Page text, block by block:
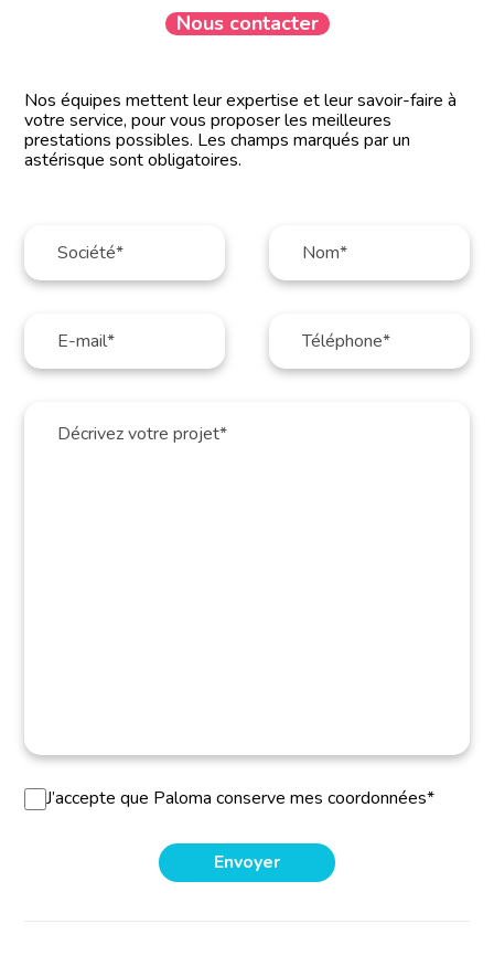
Nous contacter
Nos équipes mettent leur expertise et leur savoir-faire à
votre service, pour vous proposer les meilleures
prestations possibles. Les champs marqués par un
astérisque sont obligatoires.
J’accepte que Paloma conserve mes coordonnées*